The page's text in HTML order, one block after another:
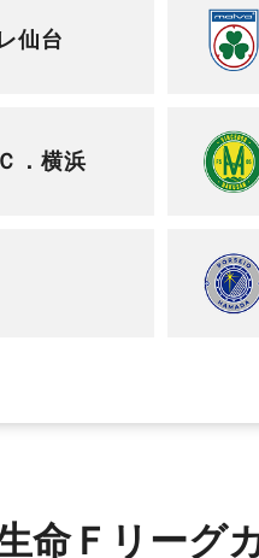
仙台
．横浜
命Ｆリーグ